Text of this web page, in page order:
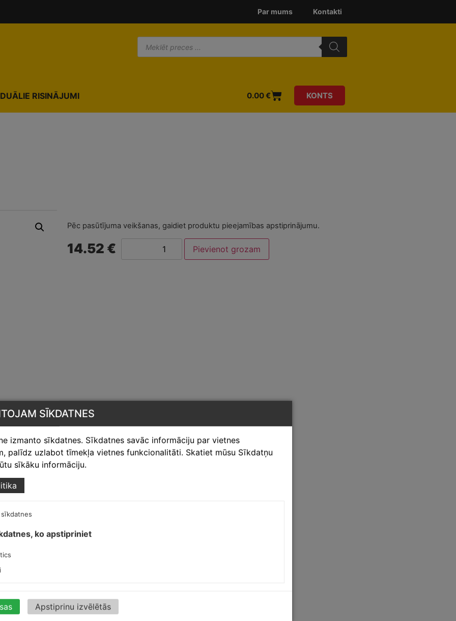
Par mums Kontakti
RISINĀJUMI 0.00€ KONTS
Pēc pasūtījuma veikšanas, gaidiet produktu pieejamības apstiprinājumu.
14.52 € Pievienot grozam
SĪKDATNES
izmanto sīkdatnes. Sīkdatnes savāc informāciju par vietnes
palīdz uzlabot tīmekļa vietnes funkcionalitāti. Skatiet mūsu Sīkdatņu
sīkāku informāciju.
ko apstipriniet
Apstiprinu izvēlētās